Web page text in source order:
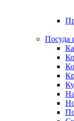
Посуда